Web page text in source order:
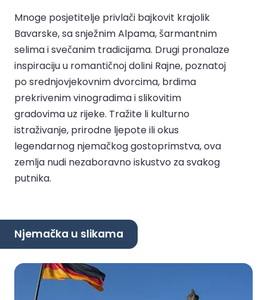
Mnoge posjetitelje privlači bajkovit krajolik
Bavarske, sa snježnim Alpama, šarmantnim
selima i svečanim tradicijama. Drugi pronalaze
inspiraciju u romantičnoj dolini Rajne, poznatoj
po srednjovjekovnim dvorcima, brdima
prekrivenim vinogradima i slikovitim
gradovima uz rijeke. Tražite li kulturno
istraživanje, prirodne ljepote ili okus
legendarnog njemačkog gostoprimstva, ova
zemlja nudi nezaboravno iskustvo za svakog
putnika.
Njemačka u slikama